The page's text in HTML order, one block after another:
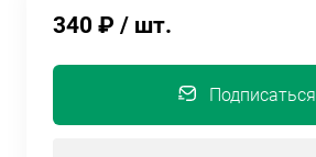
340 ₽ / шт.
Подписаться